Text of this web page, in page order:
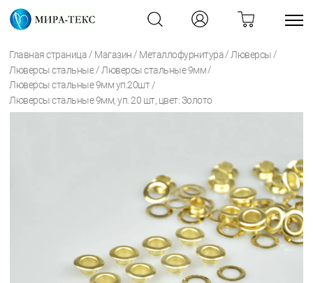
Главная страница / Магазин / Металлофурнитура / Люверсы /
Люверсы стальные / Люверсы стальные 9мм /
Люверсы стальные 9мм уп.20шт /
Люверсы стальные 9мм, уп. 20 шт, цвет: Золото